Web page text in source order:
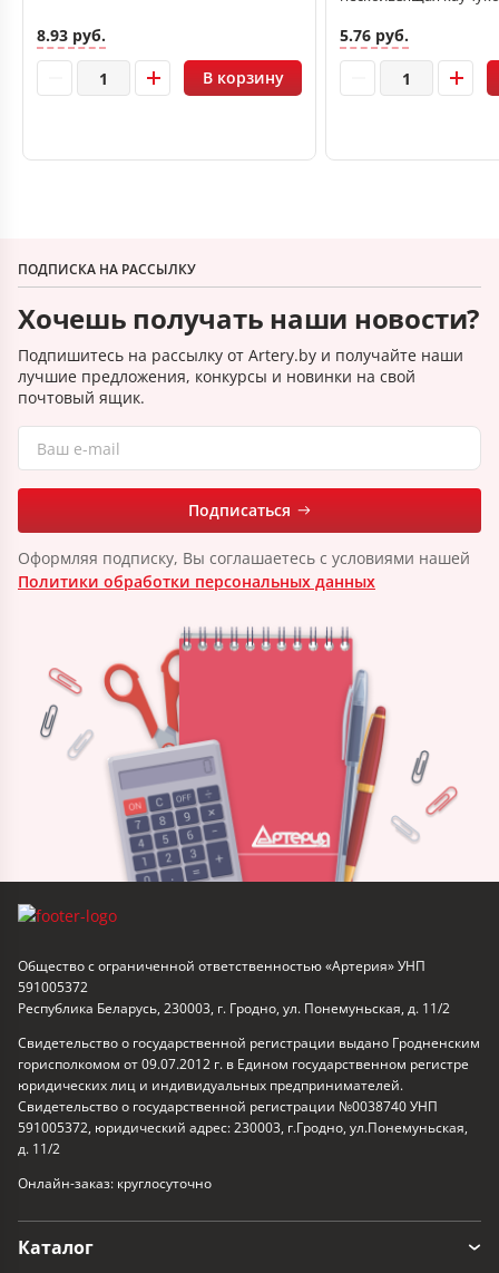
8.93 руб.
В корзину
5.76 руб.
ПОДПИСКА НА РАССЫЛКУ
Хочешь получать наши новости?
Подпишитесь на рассылку от Artery.by и получайте наши
лучшие предложения, конкурсы и новинки на свой
почтовый ящик.
Подписаться
Оформляя подписку, Вы соглашаетесь с условиями нашей
Политики обработки персональных данных
Общество с ограниченной ответственностью «Артерия» УНП
591005372
Республика Беларусь, 230003, г. Гродно, ул. Понемуньская, д. 11/2
Свидетельство о государственной регистрации выдано Гродненским
горисполкомом от 09.07.2012 г. в Едином государственном регистре
юридических лиц и индивидуальных предпринимателей.
Свидетельство о государственной регистрации №0038740 УНП
591005372, юридический адрес: 230003, г.Гродно, ул.Понемуньская,
д. 11/2
Онлайн-заказ: круглосуточно
Каталог